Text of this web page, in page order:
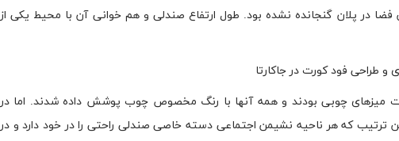
در پلان گنجانده نشده بود. طول ارتفاع صندلی و هم خوانی آن با محیط یکی از
میزهای چوبی بودند و همه آنها با رنگ مخصوص چوب پوشش داده شدند. اما در
ترتیب که هر ناحیه نشیمن اجتماعی دسته خاصی صندلی راحتی را در خود دارد و در